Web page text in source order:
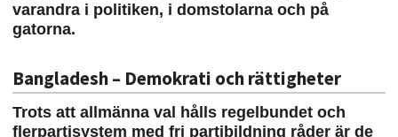
varandra i politiken, i domstolarna och på
gatorna.
Bangladesh – Demokrati och rättigheter
Trots att allmänna val hålls regelbundet och
flerpartisystem med fri partibildning råder är de